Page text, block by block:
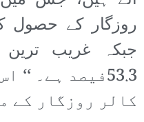
جبکہ غریب
53.3فیصد ہے۔
کالر روزگار کے